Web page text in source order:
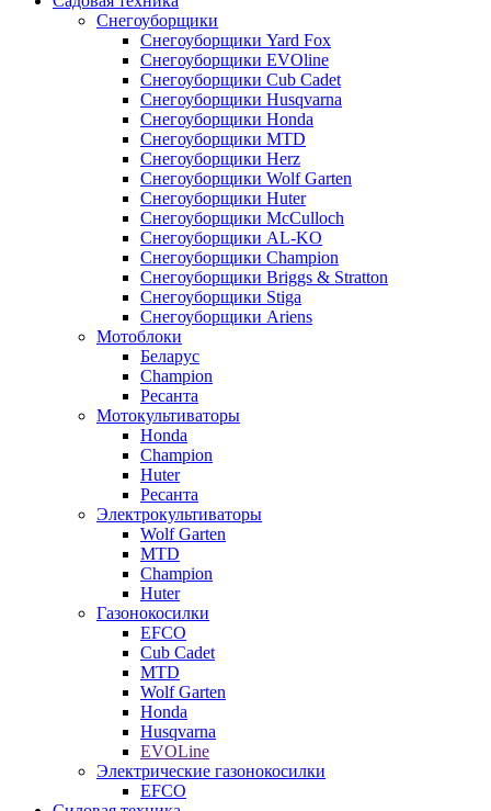
Снегоуборщики
Снегоуборщики Yard Fox
Снегоуборщики EVOline
Снегоуборщики Cub Cadet
Снегоуборщики Husqvarna
Снегоуборщики Honda
Снегоуборщики MTD
Снегоуборщики Herz
Снегоуборщики Wolf Garten
Снегоуборщики Huter
Снегоуборщики McCulloch
Снегоуборщики AL-KO
Снегоуборщики Champion
Снегоуборщики Briggs & Stratton
Снегоуборщики Stiga
Снегоуборщики Ariens
Мотоблоки
Беларус
Champion
Ресанта
Мотокультиваторы
Honda
Champion
Huter
Ресанта
Электрокультиваторы
Wolf Garten
MTD
Champion
Huter
Газонокосилки
EFCO
Cub Cadet
MTD
Wolf Garten
Honda
Husqvarna
EVOLine
Электрические газонокосилки
EFCO